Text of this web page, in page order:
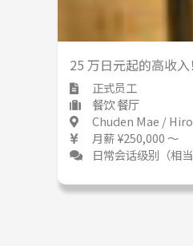
25 万日元起的高收
正式员工
餐饮 餐厅
Chuden Mae / Hiroshima 中電前 /
月薪 ¥250,000 ～
日常会话级别（相当